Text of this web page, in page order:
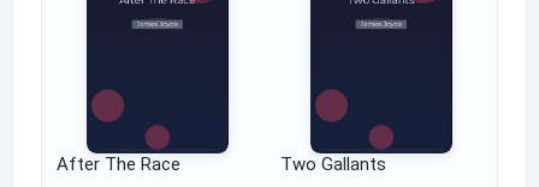
After The Race Two Gallants